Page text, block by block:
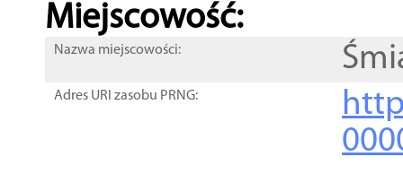
Miejscowość:
Nazwa miejscowości:
Adres URI zasobu PRNG: